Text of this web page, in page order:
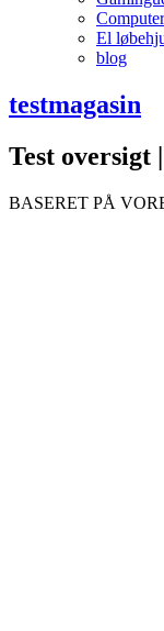
El
blog
testmagasin
Test oversigt
BASERET PÅ